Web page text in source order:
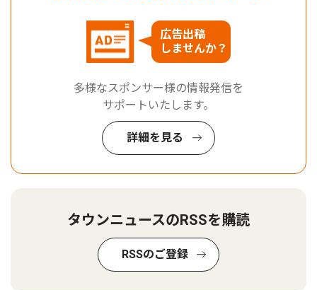
広告出稿
しませんか？
多様なスポンサー様の情報発信を
サポートいたします。
詳細を見る
タウンニュースのRSSを購読
RSSのご登録